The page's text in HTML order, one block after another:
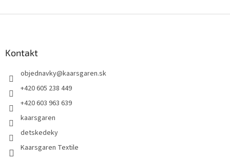
Kontakt
objednavky@kaarsgaren.sk
+420 605 238 449
+420 603 963 639
kaarsgaren
detskedeky
Kaarsgaren Textile